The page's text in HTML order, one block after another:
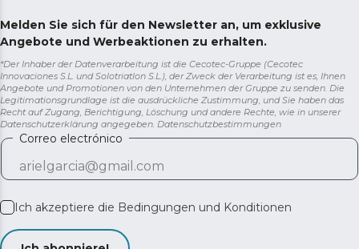
Melden Sie sich für den Newsletter an, um exklusive
Angebote und Werbeaktionen zu erhalten.
*Der Inhaber der Datenverarbeitung ist die Cecotec-Gruppe (Cecotec
Innovaciones S.L. und Solotriatlon S.L.), der Zweck der Verarbeitung ist es, Ihnen
Angebote und Promotionen von den Unternehmen der Gruppe zu senden. Die
Legitimationsgrundlage ist die ausdrückliche Zustimmung, und Sie haben das
Recht auf Zugang, Berichtigung, Löschung und andere Rechte, wie in unserer
Datenschutzerklärung angegeben. Datenschutzbestimmungen
Correo electrónico
Ich akzeptiere die Bedingungen und Konditionen